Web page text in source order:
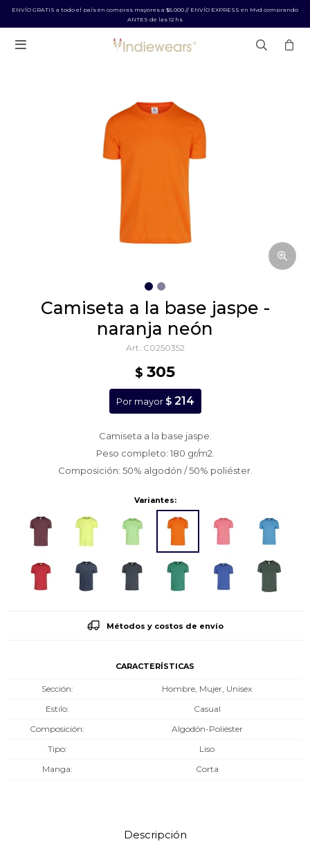
ENVÍO GRATIS a todo el país en compras mayores a $5.000 // ENVÍO EXPRESS en Mvd comprando
ANTES de las 12 hs

camiseta a la base jaspe -
naranja neón
C0250352
$ 305
Por mayor $ 214
Camiseta a la base jaspe.
Peso completo: 180 gr/m2.
Composición: 50% algodón / 50% poliéster.
Variantes:
Métodos y costos de envío
CARACTERÍSTICAS
Sección
Hombre, Mujer, Unisex
Estilo
Casual
Composición
Algodón-Poliéster
Tipo
Liso
Manga
Corta
Descripción